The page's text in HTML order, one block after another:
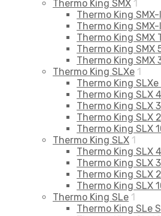
Thermo King SMX 1
Thermo King SMX-
Thermo King SMX-I
Thermo King SMX
Thermo King SMX
Thermo King SMX
Thermo King SLXe 1
Thermo King
Thermo King SLX
Thermo King SLX
Thermo King SLX
Thermo King SLX
Thermo King SLX 1
Thermo King SLX
Thermo King SLX
Thermo King SLX
Thermo King SLX
Thermo King SLe 1
Thermo King SLe